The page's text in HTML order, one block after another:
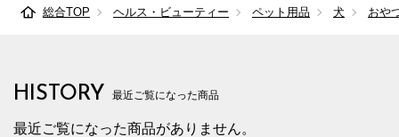
総合TOP ヘルス・ビューティー ペット用品 犬 おや
HISTORY 最近ご覧になった商品
最近ご覧になった商品がありません。